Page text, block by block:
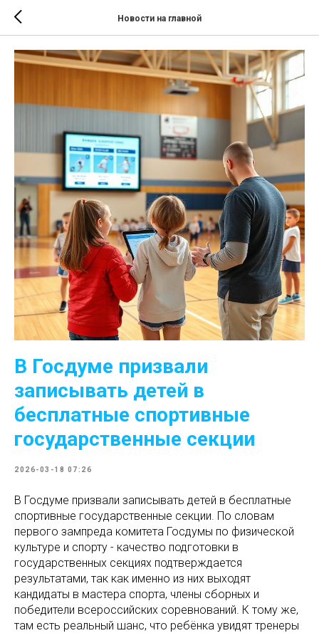
Новости на главной
В Госдуме призвали
записывать детей в
бесплатные спортивные
государственные секции
2026-03-18 07:26
В Госдуме призвали записывать детей в бесплатные
спортивные государственные секции. По словам
первого зампреда комитета Госдумы по физической
культуре и спорту - качество подготовки в
государственных секциях подтверждается
результатами, так как именно из них выходят
кандидаты в мастера спорта, члены сборных и
победители всероссийских соревнований. К тому же,
там есть реальный шанс, что ребёнка увидят тренеры